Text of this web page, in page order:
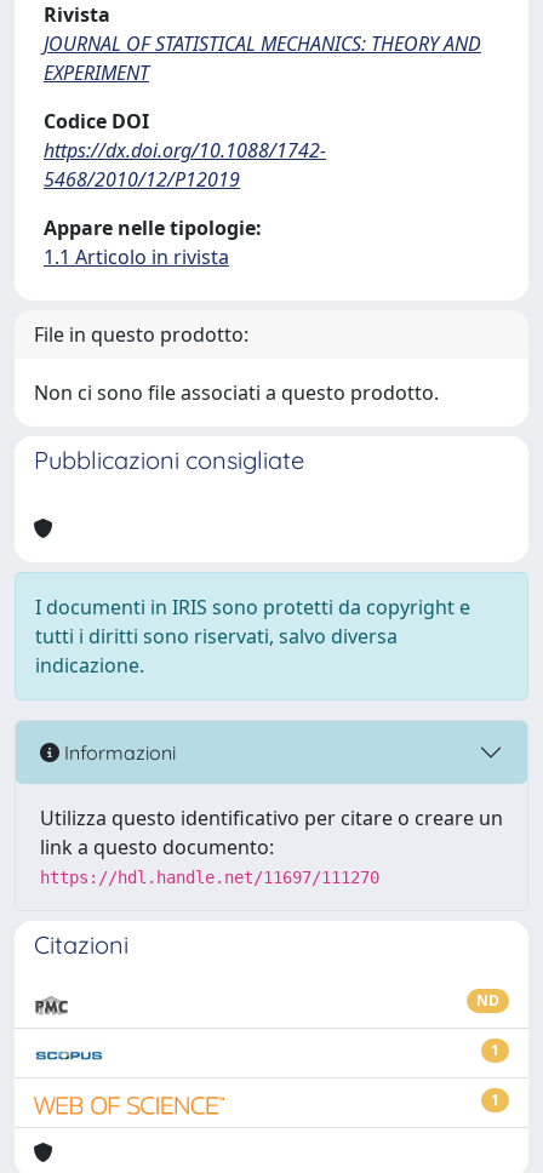
Rivista
JOURNAL OF STATISTICAL MECHANICS: THEORY AND
EXPERIMENT
Codice DOI
https://dx.doi.org/10.1088/1742-
5468/2010/12/P12019
Appare nelle tipologie:
1.1 Articolo in rivista
File in questo prodotto:
Non ci sono file associati a questo prodotto.
Pubblicazioni consigliate
I documenti in IRIS sono protetti da copyright e
tutti i diritti sono riservati, salvo diversa
indicazione.
Informazioni
Utilizza questo identificativo per citare o creare un
link a questo documento:
https://hdl.handle.net/11697/111270
Citazioni
ND
1
1